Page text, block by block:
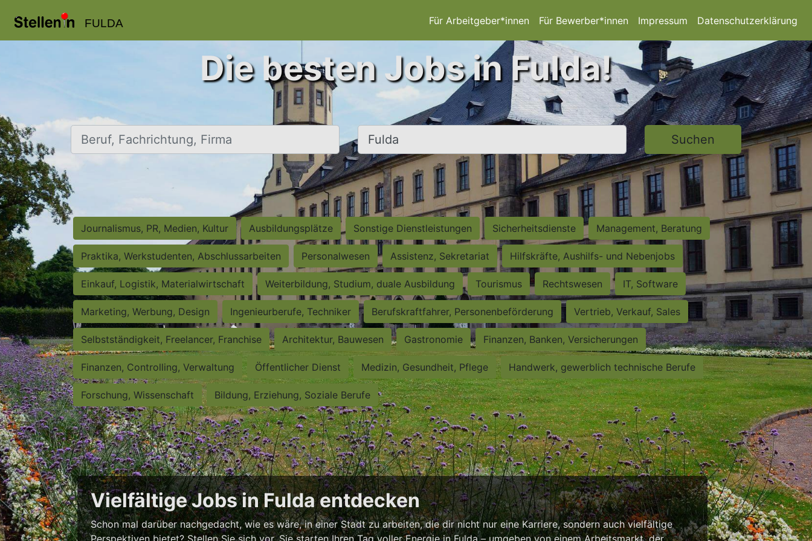
FULDA Für Arbeitgeber*innen Für Bewerber*innen Impressum Datenschutzerklärung
Die besten Jobs in Fulda!
Beruf, Fachrichtung, Firma Ort, Stadt Suchen
Journalismus, PR, Medien, Kultur Ausbildungsplätze Sonstige Dienstleistungen Sicherheitsdienste Management, Beratung
Praktika, Werkstudenten, Abschlussarbeiten Personalwesen Assistenz, Sekretariat Hilfskräfte, Aushilfs- und Nebenjobs
Einkauf, Logistik, Materialwirtschaft Weiterbildung, Studium, duale Ausbildung Tourismus Rechtswesen IT, Software
Marketing, Werbung, Design Ingenieurberufe, Techniker Berufskraftfahrer, Personenbeförderung Vertrieb, Verkauf, Sales
Selbstständigkeit, Freelancer, Franchise Architektur, Bauwesen Gastronomie Finanzen, Banken, Versicherungen
Finanzen, Controlling, Verwaltung Öffentlicher Dienst Medizin, Gesundheit, Pflege Handwerk, gewerblich technische Berufe
Forschung, Wissenschaft Bildung, Erziehung, Soziale Berufe
Vielfältige Jobs in Fulda entdecken
Schon mal darüber nachgedacht, wie es wäre, in einer Stadt zu arbeiten, die dir nicht nur eine Karriere, sondern auch vielfältige